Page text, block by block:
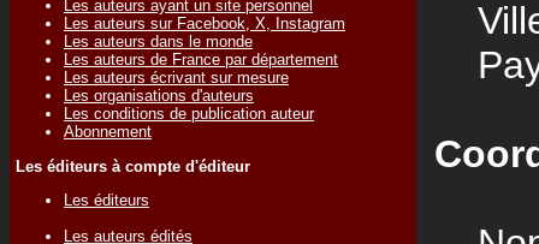
Les auteurs ayant un site personnel
Les auteurs sur Facebook, X, Instagram
Les auteurs dans le monde
Les auteurs de France par département
Les auteurs écrivant sur mesure
Les organisations d'auteurs
Les conditions de publication auteur
Abonnement
Les éditeurs à compte d'éditeur
Les éditeurs
Les auteurs édités